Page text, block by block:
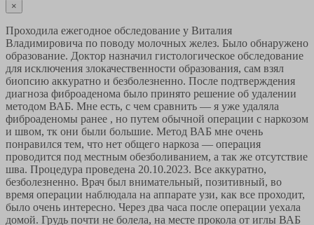
×
Проходила ежегодное обследование у Виталия
Владимировича по поводу молочных желез. Было обнаружено
образование. Доктор назначил гистологическое обследование
для исключения злокачественности образования, сам взял
биопсию аккуратно и безболезненно. После подтверждения
диагноза фиброаденома было принято решение об удалении
методом ВАБ. Мне есть, с чем сравнить — я уже удаляла
фиброаденомы ранее , но путем обычной операции с наркозом
и швом, тк они были большие. Метод ВАБ мне очень
понравился тем, что нет общего наркоза — операция
проводится под местным обезболиванием, а так же отсутствие
шва. Процедура проведена 20.10.2023. Все аккуратно,
безболезненно. Врач был внимательный, позитивный, во
время операции наблюдала на аппарате узи, как все проходит,
было очень интересно. Через два часа после операции уехала
домой. Грудь почти не болела, на месте прокола от иглы ВАБ